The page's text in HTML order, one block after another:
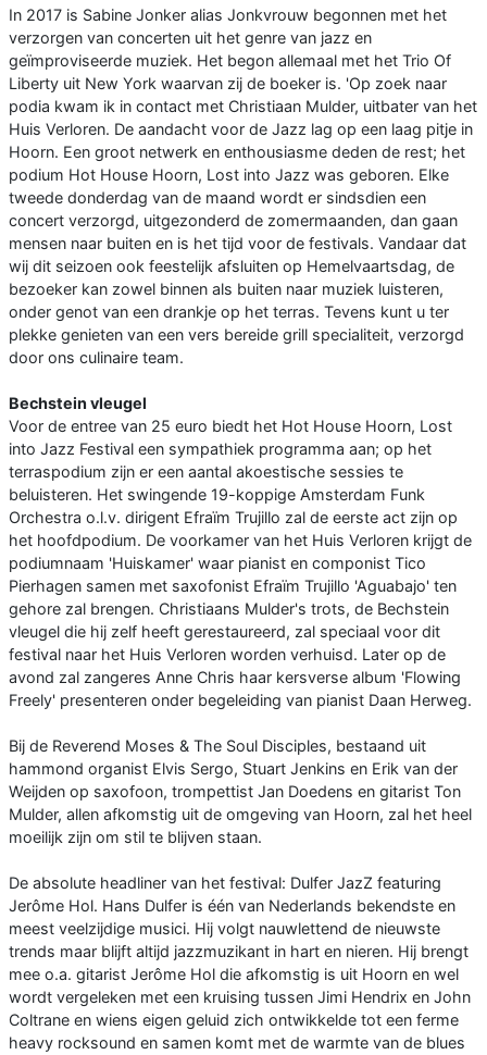
In 2017 is Sabine Jonker alias Jonkvrouw begonnen met het
verzorgen van concerten uit het genre van jazz en
geïmproviseerde muziek. Het begon allemaal met het Trio Of
Liberty uit New York waarvan zij de boeker is. 'Op zoek naar
podia kwam ik in contact met Christiaan Mulder, uitbater van het
Huis Verloren. De aandacht voor de Jazz lag op een laag pitje in
Hoorn. Een groot netwerk en enthousiasme deden de rest; het
podium Hot House Hoorn, Lost into Jazz was geboren. Elke
tweede donderdag van de maand wordt er sindsdien een
concert verzorgd, uitgezonderd de zomermaanden, dan gaan
mensen naar buiten en is het tijd voor de festivals. Vandaar dat
wij dit seizoen ook feestelijk afsluiten op Hemelvaartsdag, de
bezoeker kan zowel binnen als buiten naar muziek luisteren,
onder genot van een drankje op het terras. Tevens kunt u ter
plekke genieten van een vers bereide grill specialiteit, verzorgd
door ons culinaire team.
Bechstein vleugel
Voor de entree van 25 euro biedt het Hot House Hoorn, Lost
into Jazz Festival een sympathiek programma aan; op het
terraspodium zijn er een aantal akoestische sessies te
beluisteren. Het swingende 19-koppige Amsterdam Funk
Orchestra o.l.v. dirigent Efraïm Trujillo zal de eerste act zijn op
het hoofdpodium. De voorkamer van het Huis Verloren krijgt de
podiumnaam 'Huiskamer' waar pianist en componist Tico
Pierhagen samen met saxofonist Efraïm Trujillo 'Aguabajo' ten
gehore zal brengen. Christiaans Mulder's trots, de Bechstein
vleugel die hij zelf heeft gerestaureerd, zal speciaal voor dit
festival naar het Huis Verloren worden verhuisd. Later op de
avond zal zangeres Anne Chris haar kersverse album 'Flowing
Freely' presenteren onder begeleiding van pianist Daan Herweg.
Bij de Reverend Moses & The Soul Disciples, bestaand uit
hammond organist Elvis Sergo, Stuart Jenkins en Erik van der
Weijden op saxofoon, trompettist Jan Doedens en gitarist Ton
Mulder, allen afkomstig uit de omgeving van Hoorn, zal het heel
moeilijk zijn om stil te blijven staan.
De absolute headliner van het festival: Dulfer JazZ featuring
Jerôme Hol. Hans Dulfer is één van Nederlands bekendste en
meest veelzijdige musici. Hij volgt nauwlettend de nieuwste
trends maar blijft altijd jazzmuzikant in hart en nieren. Hij brengt
mee o.a. gitarist Jerôme Hol die afkomstig is uit Hoorn en wel
wordt vergeleken met een kruising tussen Jimi Hendrix en John
Coltrane en wiens eigen geluid zich ontwikkelde tot een ferme
heavy rocksound en samen komt met de warmte van de blues